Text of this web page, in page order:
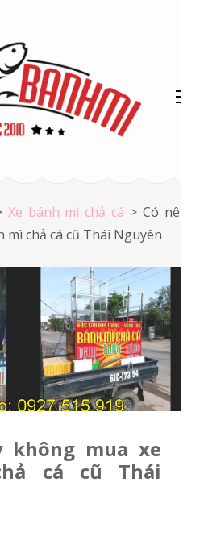
Xe bánh mì chả cá > Có nên
chả cá cũ Thái Nguyên
cá cũ Thái